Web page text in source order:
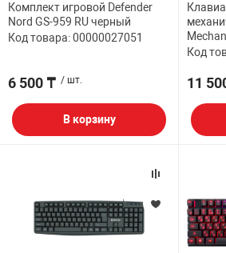
Комплект игровой Defender
Nord GS-959 RU черный
Код товара: 00000027051
6 500 ₸ / шт.
В корзину
Код
11